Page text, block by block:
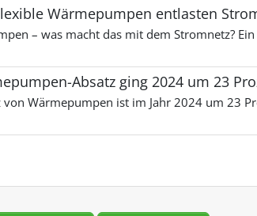
Wärmepumpen entlasten
– was macht das mit dem Stromnetz?
Absatz ging 2024 um 23
von Wärmepumpen ist im Jahr 2024 um 23